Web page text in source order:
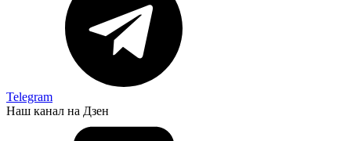
Telegram
Наш канал на Дзен